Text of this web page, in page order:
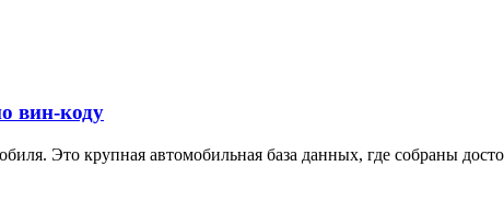
вин-коду
Это крупная автомобильная база данных, где собраны